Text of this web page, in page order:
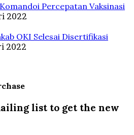
Percepatan Vaksinasi
2022
OKI Selesai Disertifikasi
2022
list to get the new